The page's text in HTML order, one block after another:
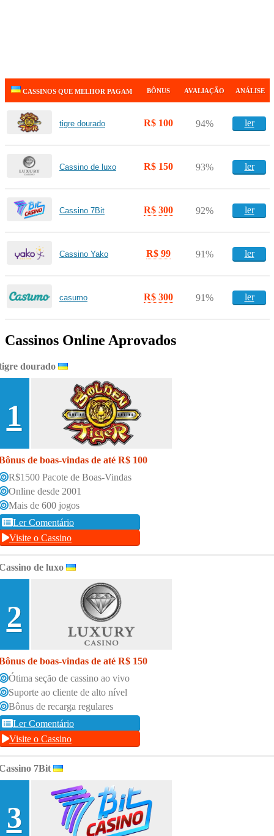
CASSINOS QUE MELHOR PAGAM BÔNUS AVALIAÇÃO ANÁLISE
tigre dourado R$ 100 94% ler
Cassino de luxo R$ 150 93% ler
Cassino 7Bit R$ 300 92% ler
Cassino Yako R$ 99 91% ler
casumo R$ 300 91% ler
Cassinos Online Aprovados
dourado
1
de boas-vindas de até R$ 100
R$1500 Pacote de Boas-Vindas
Online desde 2001
Mais de 600 jogos
Ler Comentário
Visite o Cassino
de luxo
2
de boas-vindas de até R$ 150
Ótima seção de cassino ao vivo
Suporte ao cliente de alto nível
Bônus de recarga regulares
Ler Comentário
Visite o Cassino
7Bit
3